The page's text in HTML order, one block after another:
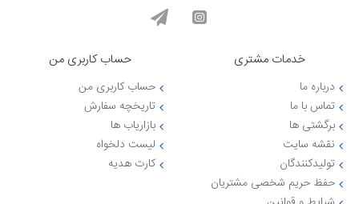
خدمات مشتری
درباره ما
تماس با ما
برگشتی ها
نقشه سایت
تولیدکنندگان
حفظ حریم شخصی مشتریان
حساب کاربری من
حساب کاربری من
تاریخچه سفارش
بازاریاب ها
لیست دلخواه
کارت هدیه